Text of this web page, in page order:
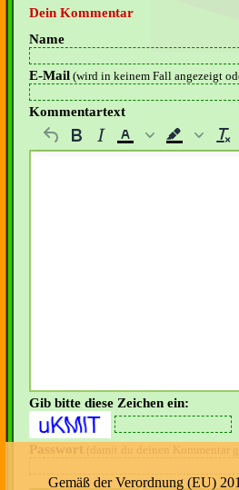
Dein Kommentar
Name
E-Mail (wird in keinem Fall angezeigt
Kommentartext
Gib bitte diese Zeichen ein:
Passwort (damit du deinen Kommentar
Gemäß der Verordnung (EU)